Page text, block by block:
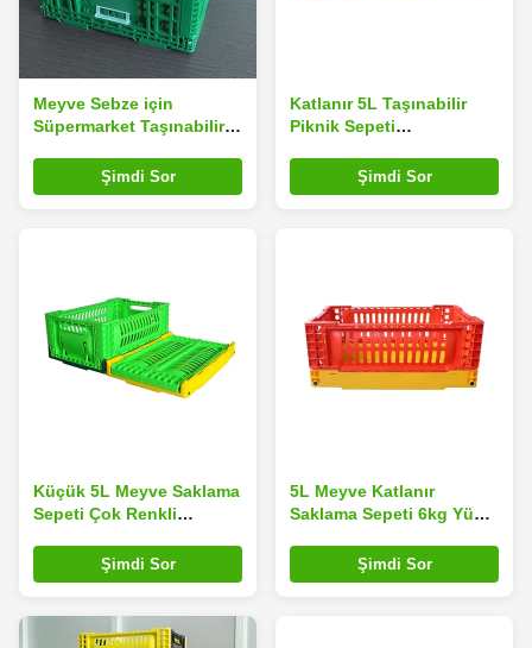
Meyve Sebze için
Süpermarket Taşınabilir
Şimdi Sor
Katlanır 5L Taşınabilir
Piknik Sepeti
Şimdi Sor
Küçük 5L Meyve Saklama
Sepeti Çok Renkli
Şimdi Sor
5L Meyve Katlanır
Saklama Sepeti 6kg Yüklü
Şimdi Sor